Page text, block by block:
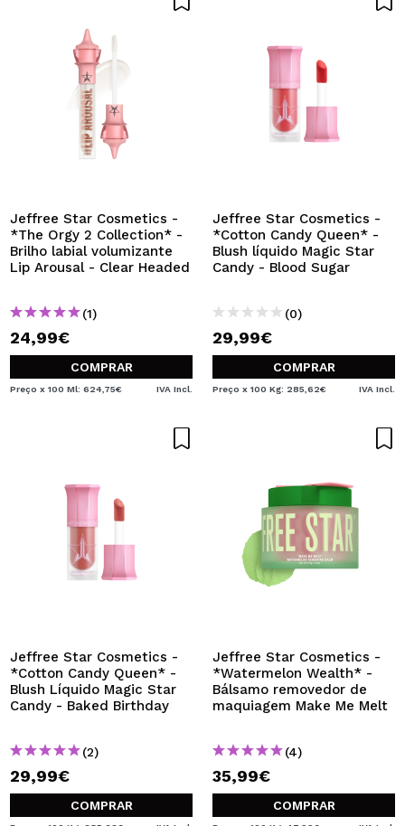
Jeffree Star Cosmetics -
*The Orgy 2 Collection* -
Brilho labial volumizante
Lip Arousal - Clear Headed
(1)
24,99€
COMPRAR
Preço x 100 Ml: 624,75€ IVA Incl.
Jeffree Star Cosmetics -
*Cotton Candy Queen* -
Blush líquido Magic Star
Candy - Blood Sugar
(0)
29,99€
COMPRAR
Preço x 100 Kg: 285,62€ IVA Incl.
Jeffree Star Cosmetics -
*Cotton Candy Queen* -
Blush Líquido Magic Star
Candy - Baked Birthday
(2)
29,99€
COMPRAR
Jeffree Star Cosmetics -
*Watermelon Wealth* -
Bálsamo removedor de
maquiagem Make Me Melt
(4)
35,99€
COMPRAR